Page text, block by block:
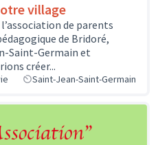
village
de parents
de Bridoré,
Saint-Germain et
créer...
Saint-Jean-Saint-Germain